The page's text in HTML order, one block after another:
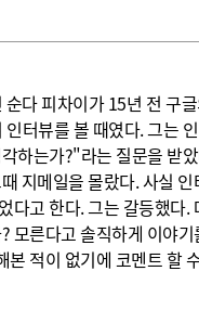
순다 피차이가 15년 전 구
터뷰를 볼 때였다. 그는
하는가?"라는 질문을 받
지메일을 몰랐다. 사실
다고 한다. 그는 갈등했다.
모른다고 솔직하게 이야
본 적이 없기에 코멘트 할